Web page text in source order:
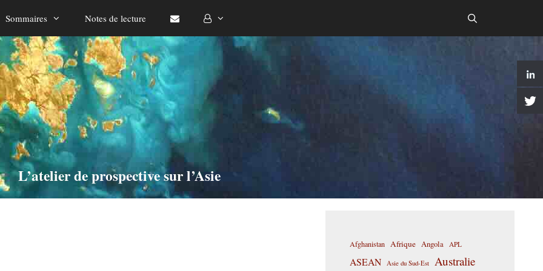
Sommaires Notes de lecture
L’atelier de prospective sur l’Asie
Afghanistan Afrique Angola APL
ASEAN Asie du Sud-Est Australie